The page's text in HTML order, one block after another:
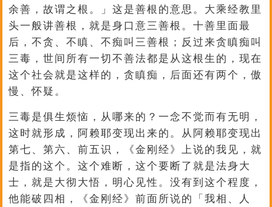
余善，故谓之根。」这是善根的意思。大乘经教里
头一般讲善根，就是身口意三善根。十善里面最
后，不贪、不瞋、不痴叫三善根；反过来贪瞋痴叫
三毒，世间所有一切不善法都是从这根生的，现在
这个社会就是这样的，贪瞋痴，后面还有两个，傲
慢、怀疑。
三毒是俱生烦恼，从哪来的？一念不觉而有无明，
这时就形成，阿赖耶变现出来的。从阿赖耶变现出
第七、第六、前五识，《金刚经》上说的我见，就
是指的这个。这个难断，这个要断了就是法身大
士，就是大彻大悟，明心见性。没有到这个程度，
他能破四相，《金刚经》前面所说的「我相、人